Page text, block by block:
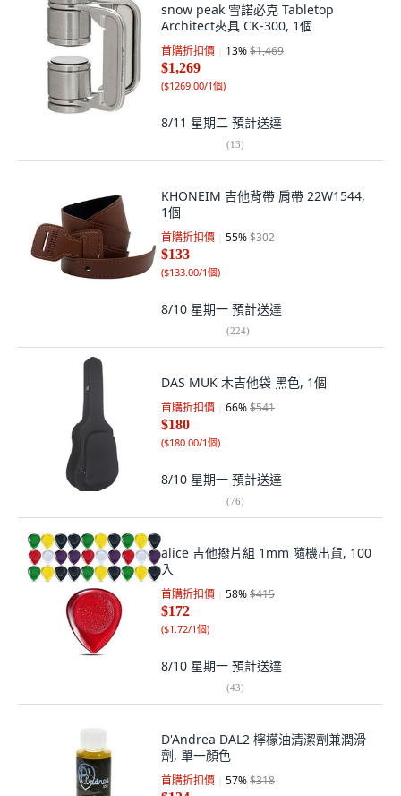
snow peak 雪諾必克 Tabletop
Architect夾具 CK-300, 1個
首購折扣價 13%$1,469
$1,269
($1269.00/1個)
8/11 星期二 預計送達
(13)
KHONEIM 吉他背帶 肩帶 22W1544,
1個
首購折扣價 55%$302
$133
($133.00/1個)
8/10 星期一 預計送達
(224)
DAS MUK 木吉他袋 黑色, 1個
首購折扣價 66%$541
$180
($180.00/1個)
8/10 星期一 預計送達
(76)
alice 吉他撥片組 1mm 隨機出貨, 100
入
首購折扣價 58%$415
$172
($1.72/1個)
8/10 星期一 預計送達
(43)
D'Andrea DAL2 檸檬油清潔劑兼潤滑
劑, 單一顏色
首購折扣價 57%$318